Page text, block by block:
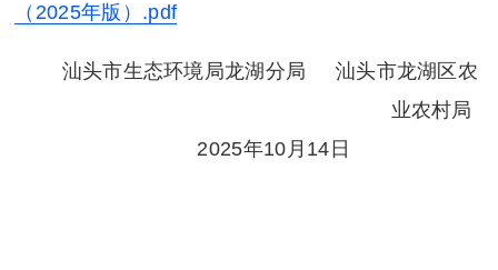
（2025年版）.pdf
汕头市生态环境局龙湖分局 汕头市龙湖区农
业农村局
2025年10月14日